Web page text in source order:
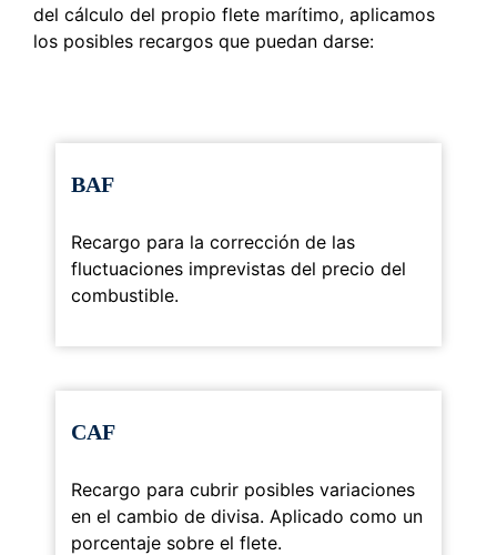
del cálculo del propio flete marítimo, aplicamos
los posibles recargos que puedan darse:
BAF
Recargo para la corrección de las
fluctuaciones imprevistas del precio del
combustible.
CAF
Recargo para cubrir posibles variaciones
en el cambio de divisa. Aplicado como un
porcentaje sobre el flete.